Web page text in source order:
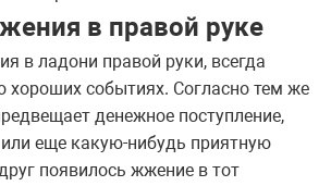
в правой руке
в ладони правой руки, всегда
хороших событиях. Согласно тем же
денежное поступление,
еще какую-нибудь приятную
появилось жжение в тот